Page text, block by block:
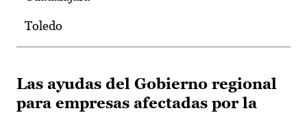
Toledo
Las ayudas del Gobierno regional
para empresas afectadas por la